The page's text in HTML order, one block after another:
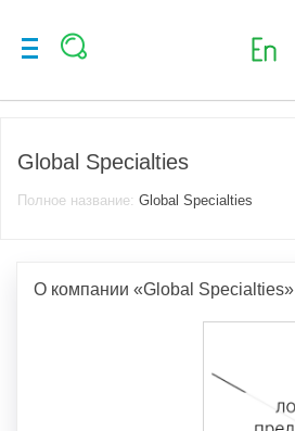
Global Specialties
Полное название: Global Specialties
О компании «Global Specialties»